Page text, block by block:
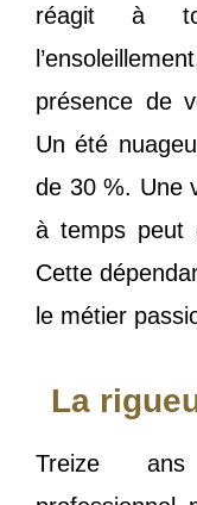
réagit à
présence de
Un été
de 30 %. Une
à temps peut
Cette
le métier
La
Treize ans